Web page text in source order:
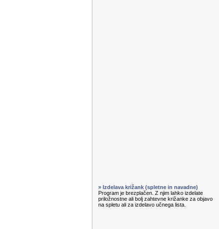
» Izdelava križank (spletne in navadne)
Program je brezplačen. Z njim lahko izdelate
priložnostne ali bolj zahtevne križanke za objavo
na spletu ali za izdelavo učnega lista.